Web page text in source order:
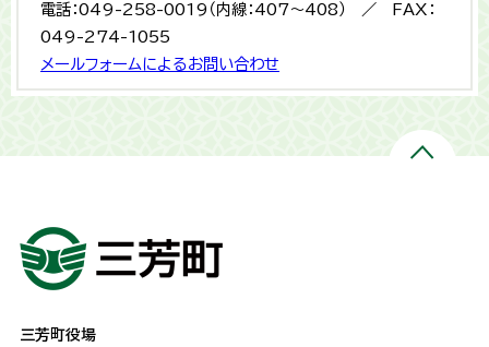
電話：049-258-0019（内線：407～408） ／ FAX：
049-274-1055
メールフォームによるお問い合わせ
三芳町役場